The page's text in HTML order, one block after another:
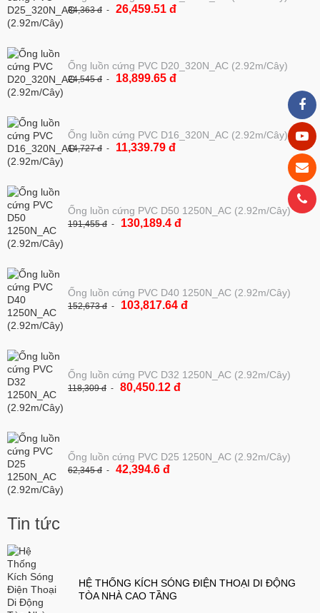
34,363 đ 26,459.51 đ
Ống luồn cứng PVC D20_320N_AC (2.92m/Cây)
24,545 đ 18,899.65 đ
Ống luồn cứng PVC D16_320N_AC (2.92m/Cây)
14,727 đ 11,339.79 đ
Ống luồn cứng PVC D50 1250N_AC (2.92m/Cây)
191,455 đ 130,189.4 đ
Ống luồn cứng PVC D40 1250N_AC (2.92m/Cây)
152,673 đ 103,817.64 đ
Ống luồn cứng PVC D32 1250N_AC (2.92m/Cây)
118,309 đ 80,450.12 đ
Ống luồn cứng PVC D25 1250N_AC (2.92m/Cây)
62,345 đ 42,394.6 đ
Tin tức
HỆ THỐNG KÍCH SÓNG ĐIỆN THOẠI DI ĐỘNG
TÒA NHÀ CAO TẦNG